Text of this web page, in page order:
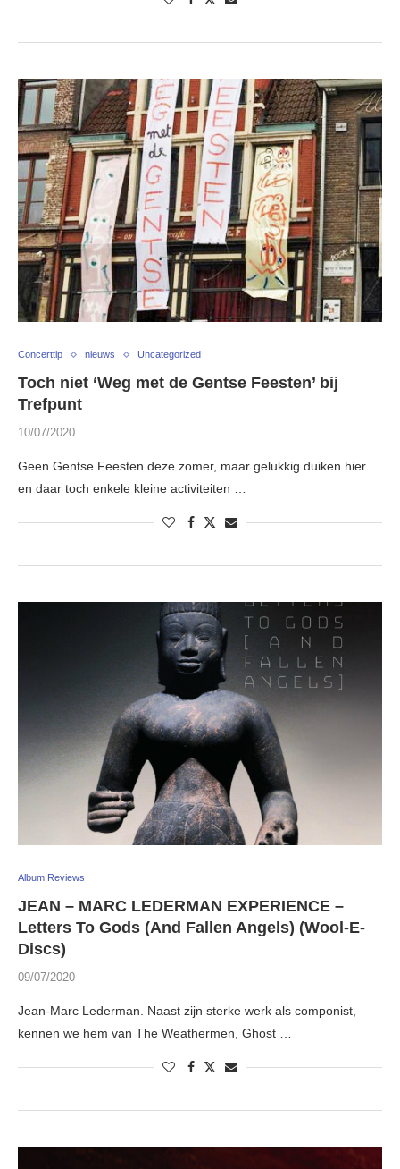
Concerttip nieuws Uncategorized
Toch niet ‘Weg met de Gentse Feesten’ bij
Trefpunt
10/07/2020
Geen Gentse Feesten deze zomer, maar gelukkig duiken hier
en daar toch enkele kleine activiteiten …
Album Reviews
JEAN – MARC LEDERMAN EXPERIENCE –
Letters To Gods (And Fallen Angels) (Wool-E-
Discs)
09/07/2020
Jean-Marc Lederman. Naast zijn sterke werk als componist,
kennen we hem van The Weathermen, Ghost …